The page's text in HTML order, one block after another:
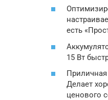
есть
15 Вт
Делает
ценового